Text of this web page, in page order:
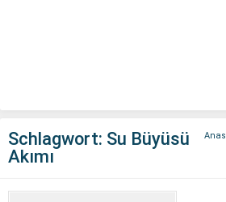
Schlagwort: Su Büyüsü
Akımı